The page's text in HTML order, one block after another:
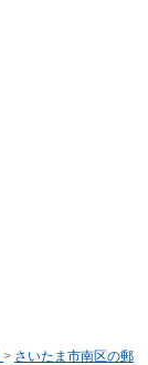
> さいたま市南区の郵